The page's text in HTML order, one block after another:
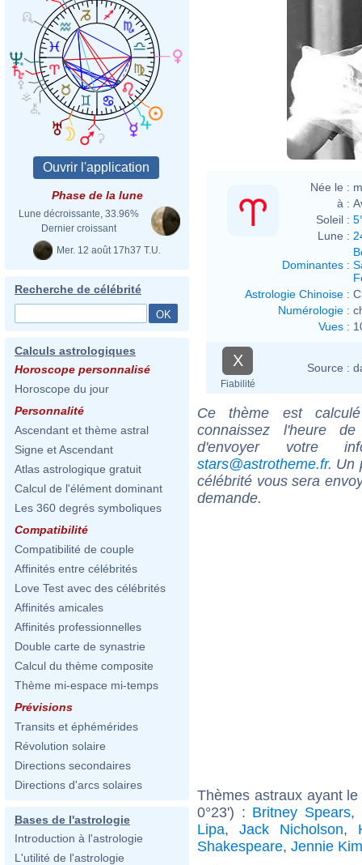
Phase de la lune
Lune décroissante, 33.96%
Dernier croissant
Mer. 12 août 17h37 T.U.
Recherche de célébrité
Calculs astrologiques
Horoscope personnalisé
Horoscope du jour
Personnalité
Ascendant et thème astral
Signe et Ascendant
Atlas astrologique gratuit
Calcul de l'élément dominant
Les 360 degrés symboliques
Compatibilité
Compatibilité de couple
Affinités entre célébrités
Love Test avec des célébrités
Affinités amicales
Affinités professionnelles
Double carte de synastrie
Calcul du thème composite
Thème mi-espace mi-temps
Prévisions
Transits et éphémérides
Révolution solaire
Directions secondaires
Directions d'arcs solaires
Bases de l'astrologie
Introduction à l'astrologie
L'utilité de l'astrologie
Née le :
à :
Soleil :
Lune :
Dominantes :
Astrologie Chinoise :
Numérologie :
Vues :
X
Fiabilité
Source :
Ce thème est
connaissez l'heure
d'envoyer votre
stars@astrotheme.fr. Un
célébrité vous sera
demande.
Thèmes astraux ayant
0°23') : Britney Spears,
Lipa,Jack Nicholson,
Shakespeare, Jennie Kim